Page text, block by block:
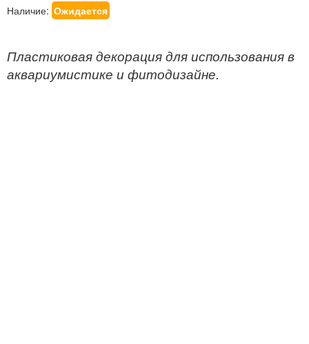
Наличие: Ожидается
Пластиковая декорация для использования в
аквариумистике и фитодизайне.